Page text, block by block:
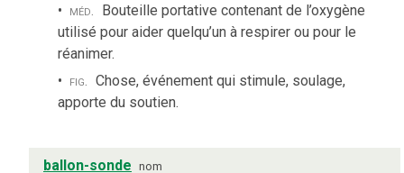
méd.
Bouteille portative contenant de l’oxygène
utilisé pour aider quelqu’un à respirer ou pour le
réanimer.
fig.
Chose, événement qui stimule, soulage,
apporte du soutien.
ballon-sonde nom